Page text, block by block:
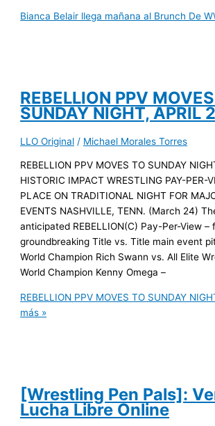
Bianca Belair llega mañana al Brunch De
REBELLION PPV
SUNDAY NIGHT, APRIL
LLO Original / Michael Morales Torres
REBELLION PPV MOVES TO SUNDAY
HISTORIC IMPACT WRESTLING PAY-PER-
PLACE ON TRADITIONAL NIGHT FOR
EVENTS NASHVILLE, TENN. (March 24)
anticipated REBELLION(C) Pay-Per-View –
groundbreaking Title vs. Title main event
World Champion Rich Swann vs. All Elite
World Champion Kenny Omega –
REBELLION PPV MOVES TO SUNDAY
más »
[Wrestling Pen Pals]:
Lucha Libre Online